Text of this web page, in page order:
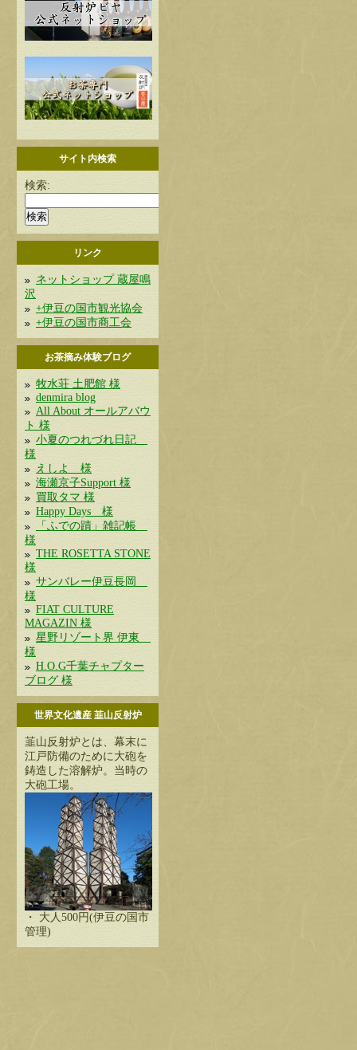
サイト内検索
検索:
リンク
ネットショップ 蔵屋鳴
沢
+伊豆の国市観光協会
+伊豆の国市商工会
お茶摘み体験ブログ
牧水荘 土肥館 様
denmira blog
All About オールアバウ
ト 様
小夏のつれづれ日記
様
えしよ 様
海瀬京子Support 様
買取タマ 様
Happy Days 様
「ふでの蹟」雑記帳
様
THE ROSETTA STONE
様
サンバレー伊豆長岡
様
FIAT CULTURE
MAGAZIN 様
星野リゾート界 伊東
様
H.O.G千葉チャプター
ブログ 様
世界文化遺産 韮山反射炉
韮山反射炉とは、幕末に
江戸防備のために大砲を
鋳造した溶解炉。当時の
大砲工場。
・ 大人500円(伊豆の国市
管理)